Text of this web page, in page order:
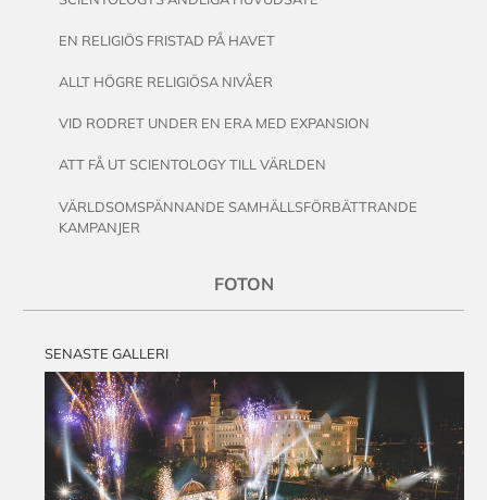
EN RELIGIÖS FRISTAD PÅ HAVET
ALLT HÖGRE RELIGIÖSA NIVÅER
VID RODRET UNDER EN ERA MED EXPANSION
ATT FÅ UT SCIENTOLOGY TILL VÄRLDEN
VÄRLDSOMSPÄNNANDE SAMHÄLLSFÖRBÄTTRANDE
KAMPANJER
FOTON
SENASTE GALLERI